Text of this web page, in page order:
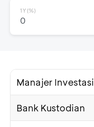
1Y (%)
0
Manajer Investasi
Bank Kustodian